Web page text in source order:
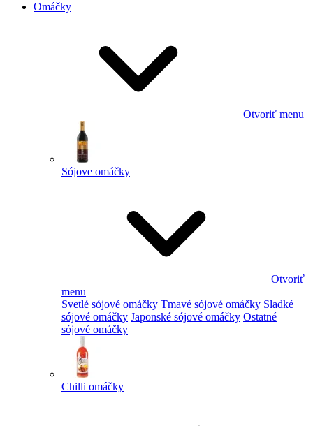
Omáčky
Otvoriť menu
Sójove omáčky
Otvoriť
menu
Svetlé sójové omáčky Tmavé sójové omáčky Sladké
sójové omáčky Japonské sójové omáčky Ostatné
sójové omáčky
Chilli omáčky